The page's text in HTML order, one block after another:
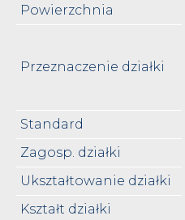
Powierzchnia
Przeznaczenie działki
Standard
Zagosp. działki
Ukształtowanie działki
Kształt działki